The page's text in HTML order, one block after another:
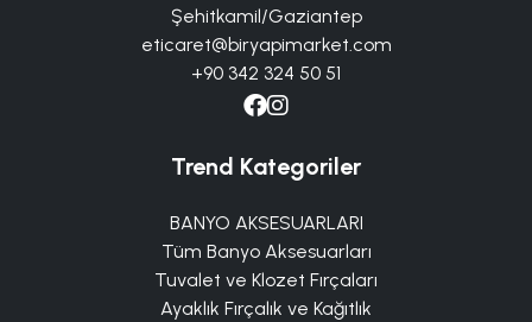
Şehitkamil/Gaziantep
eticaret@biryapimarket.com
+90 342 324 50 51
Trend Kategoriler
BANYO AKSESUARLARI
Tüm Banyo Aksesuarları
Tuvalet ve Klozet Fırçaları
Ayaklık Fırçalık ve Kağıtlık